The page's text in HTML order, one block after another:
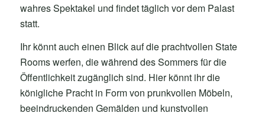
wahres Spektakel und findet täglich vor dem Palast
statt.
Ihr könnt auch einen Blick auf die prachtvollen State
Rooms werfen, die während des Sommers für die
Öffentlichkeit zugänglich sind. Hier könnt ihr die
königliche Pracht in Form von prunkvollen Möbeln,
beeindruckenden Gemälden und kunstvollen